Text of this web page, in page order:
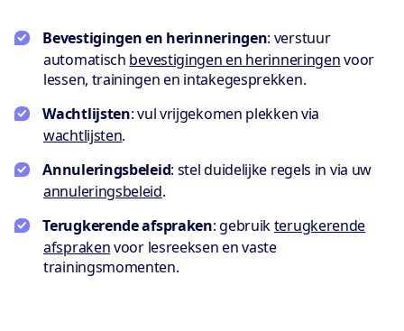
Bevestigingen en herinneringen: verstuur
automatisch bevestigingen en herinneringenvoor
lessen, trainingen en intakegesprekken.
Wachtlijsten: vul vrijgekomen plekken via
wachtlijsten.
Annuleringsbeleid: stel duidelijke regels in via uw
annuleringsbeleid.
Terugkerende afspraken: gebruikterugkerende
afsprakenvoor lesreeksen en vaste
trainingsmomenten.